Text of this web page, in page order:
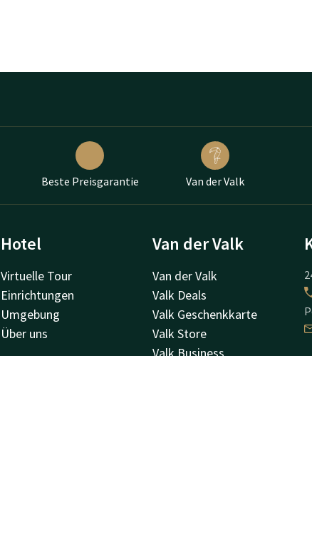
Beste Preisgarantie Van der Valk
Hotel
Virtuelle Tour
Einrichtungen
Umgebung
Über uns
Van der Valk
Van der Valk
Valk Deals
Valk Geschenkkarte
Valk Store
Valk Business